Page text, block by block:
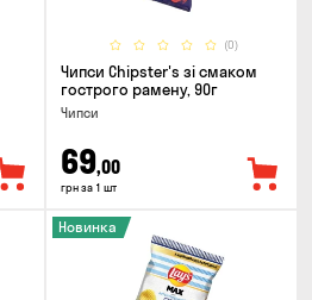
(0)
Чипси Chipster's зі смаком
гострого рамену, 90г
Чипси
69,00
грн за 1 шт
Новинка